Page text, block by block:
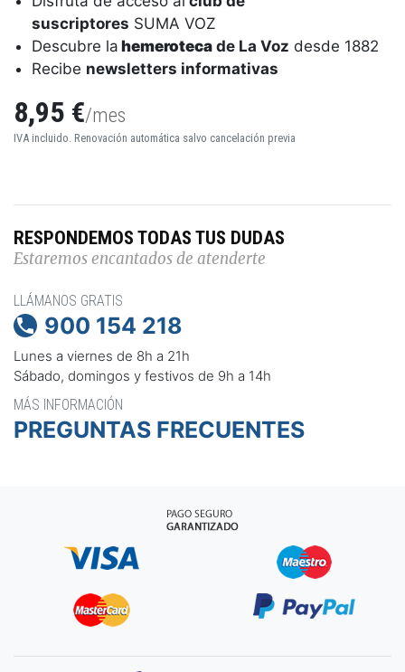
suscriptores SUMA VOZ
Descubre la hemeroteca de La Voz desde 1882
Recibe newsletters informativas
8,95 €/mes
IVA incluido. Renovación automática salvo cancelación previa
RESPONDEMOS TODAS TUS DUDAS
Estaremos encantados de atenderte
LLÁMANOS GRATIS
 900 154 218
Lunes a viernes de 8h a 21h
Sábado, domingos y festivos de 9h a 14h
MÁS INFORMACIÓN
PREGUNTAS FRECUENTES